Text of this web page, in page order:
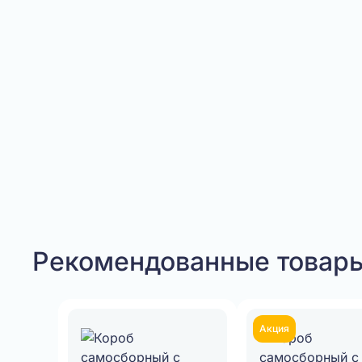
Рекомендованные
Акция